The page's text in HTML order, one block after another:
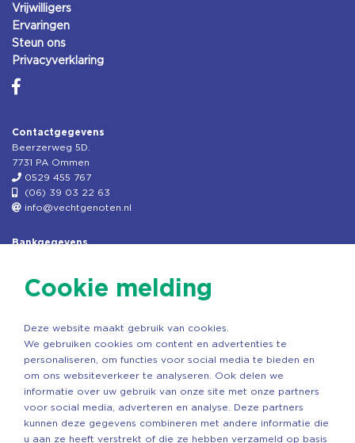
Vrijwilligers
Ervaringen
Steun ons
Privacyverklaring
Contactgegevens
Beerzerweg 5D.
7731 PA Ommen
0529 455 767
(06) 39 03 22 63
info@vechtgenoten.nl
Bankgegevens
Rek.nr: NL85RABO0127579230
Copyright ©2026 Vechtgenoten
Cookie melding
Deze website maakt gebruik van cookies.
We gebruiken cookies om content en advertenties te
personaliseren, om functies voor social media te bieden en
om ons websiteverkeer te analyseren. Ook delen we
informatie over uw gebruik van onze site met onze partners
voor social media, adverteren en analyse. Deze partners
kunnen deze gegevens combineren met andere informatie die
u aan ze heeft verstrekt of die ze hebben verzameld op basis